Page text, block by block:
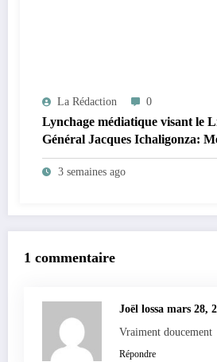
La Rédaction 0
Lynchage médiatique visant le
Général Jacques Ichaligonza:
Mungunuti David attend
urgente du Chef de l’Etat !
3 semaines ago
1 commentaire
Joël lossa mars 28,
Vraiment doucement
Répondre